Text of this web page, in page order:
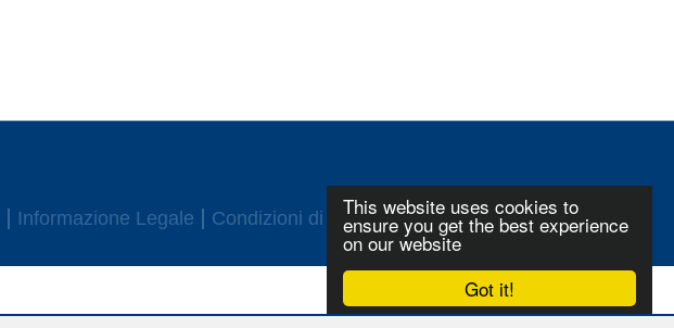
Got it!
This website uses cookies to
ensure you get the best experience
on our website
Informazione Legale Condizioni di utilizzo Login